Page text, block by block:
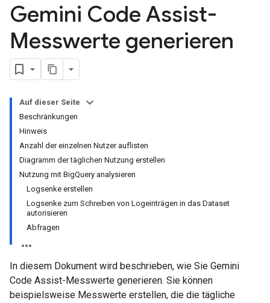
Gemini Code Assist-
Messwerte generieren
Auf dieser Seite
Beschränkungen
Hinweis
Anzahl der einzelnen Nutzer auflisten
Diagramm der täglichen Nutzung erstellen
Nutzung mit BigQuery analysieren
Logsenke erstellen
Logsenke zum Schreiben von Logeinträgen in das Dataset
autorisieren
Abfragen
In diesem Dokument wird beschrieben, wie Sie Gemini
Code Assist-Messwerte generieren. Sie können
beispielsweise Messwerte erstellen, die die tägliche